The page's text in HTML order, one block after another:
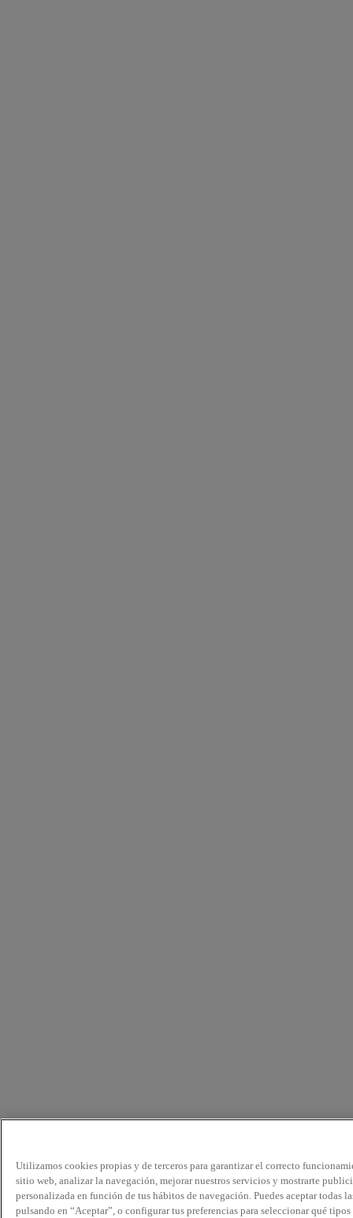
Utilizamos cookies propias y de terceros para garantizar el correcto
sitio web, analizar la navegación, mejorar nuestros servicios y mostrarte
personalizada en función de tus hábitos de navegación. Puedes aceptar todas
pulsando en “Aceptar”, o configurar tus preferencias para seleccionar qué tipos